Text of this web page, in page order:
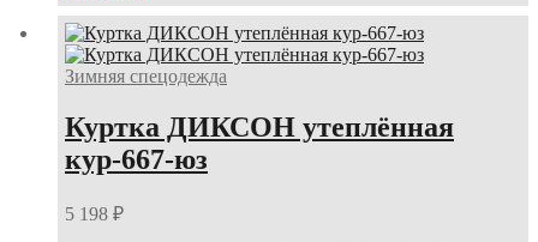
Зимняя спецодежда
Куртка ДИКСОН утеплённая
кур-667-юз
5 198 ₽